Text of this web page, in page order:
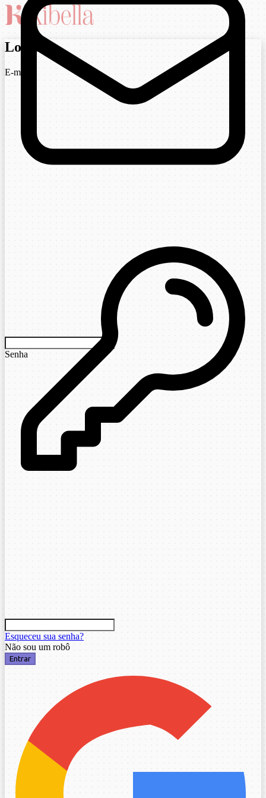
Login
E-mail
Senha
Esqueceu sua senha?
Não sou um robô
Entrar